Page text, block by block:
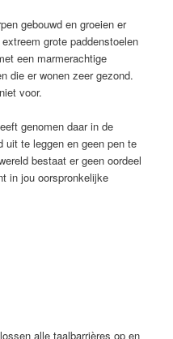
gebouwd en groeien er
grote paddenstoelen
een marmerachtige
die er wonen zeer gezond.
voor.
genomen daar in de
uit te leggen en geen pen te
bestaat er geen oordeel
in jou oorspronkelijke
alle taalbarrières op en